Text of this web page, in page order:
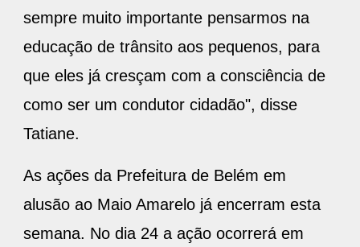
sempre muito importante pensarmos na
educação de trânsito aos pequenos, para
que eles já cresçam com a consciência de
como ser um condutor cidadão", disse
Tatiane.
As ações da Prefeitura de Belém em
alusão ao Maio Amarelo já encerram esta
semana. No dia 24 a ação ocorrerá em